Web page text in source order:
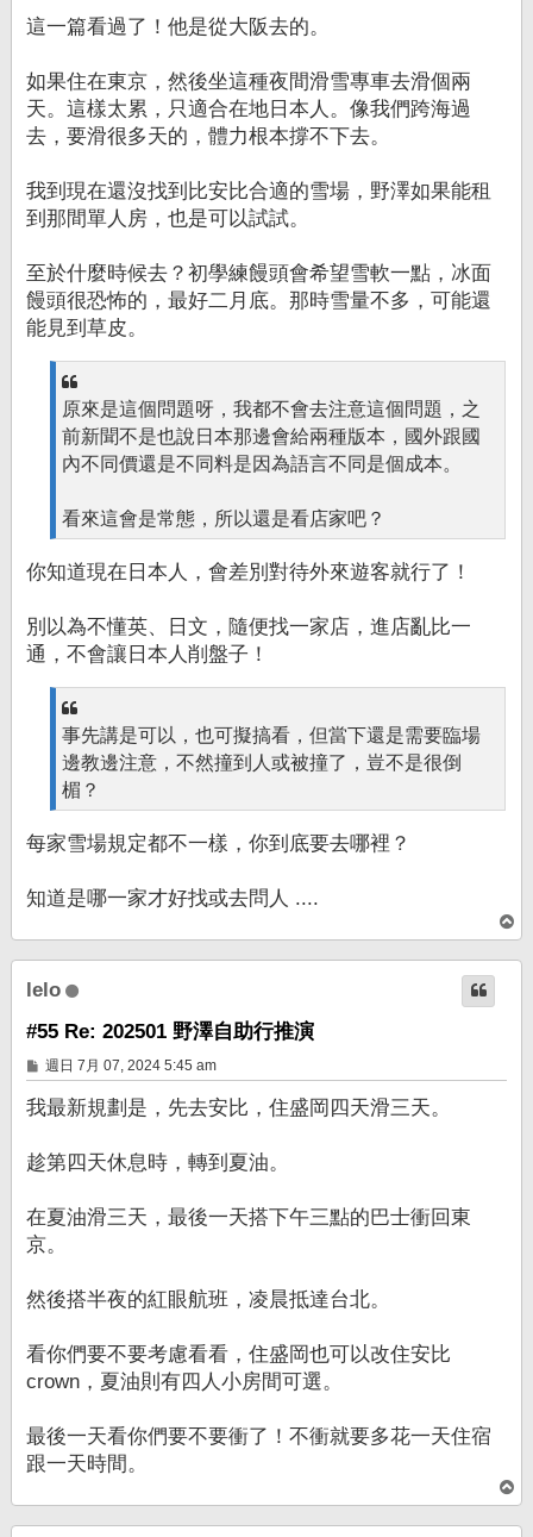
這一篇看過了！他是從大阪去的。
如果住在東京，然後坐這種夜間滑雪專車去滑個兩
天。這樣太累，只適合在地日本人。像我們跨海過
去，要滑很多天的，體力根本撐不下去。
我到現在還沒找到比安比合適的雪場，野澤如果能租
到那間單人房，也是可以試試。
至於什麼時候去？初學練饅頭會希望雪軟一點，冰面
饅頭很恐怖的，最好二月底。那時雪量不多，可能還
能見到草皮。
原來是這個問題呀，我都不會去注意這個問題，之
前新聞不是也說日本那邊會給兩種版本，國外跟國
內不同價還是不同料是因為語言不同是個成本。
看來這會是常態，所以還是看店家吧？
你知道現在日本人，會差別對待外來遊客就行了！
別以為不懂英、日文，隨便找一家店，進店亂比一
通，不會讓日本人削盤子！
事先講是可以，也可擬搞看，但當下還是需要臨場
邊教邊注意，不然撞到人或被撞了，豈不是很倒
楣？
每家雪場規定都不一樣，你到底要去哪裡？
知道是哪一家才好找或去問人 ....
頂
端
lelo
#55 Re: 202501 野澤自助行推演
文
章
週日 7月 07, 2024 5:45 am
我最新規劃是，先去安比，住盛岡四天滑三天。
趁第四天休息時，轉到夏油。
在夏油滑三天，最後一天搭下午三點的巴士衝回東
京。
然後搭半夜的紅眼航班，凌晨抵達台北。
看你們要不要考慮看看，住盛岡也可以改住安比
crown，夏油則有四人小房間可選。
最後一天看你們要不要衝了！不衝就要多花一天住宿
跟一天時間。
頂
端